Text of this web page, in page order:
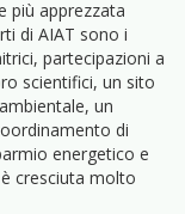
più apprezzata
di AIAT sono i
partecipazioni a
scientifici, un sito
un
di
energetico e
cresciuta molto